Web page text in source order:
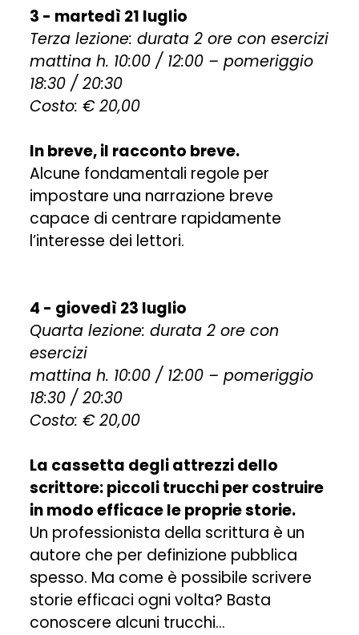
3 - martedì 21 luglio
Terza lezione: durata 2 ore con esercizi
mattina h. 10:00 / 12:00 – pomeriggio
18:30 / 20:30
Costo: € 20,00
In breve, il racconto breve.
Alcune fondamentali regole per
impostare una narrazione breve
capace di centrare rapidamente
l’interesse dei lettori.
4 - giovedì 23 luglio
Quarta lezione: durata 2 ore con
esercizi
mattina h. 10:00 / 12:00 – pomeriggio
18:30 / 20:30
Costo: € 20,00
La cassetta degli attrezzi dello
scrittore: piccoli trucchi per costruire
in modo efficace le proprie storie.
Un professionista della scrittura è un
autore che per definizione pubblica
spesso. Ma come è possibile scrivere
storie efficaci ogni volta? Basta
conoscere alcuni trucchi…